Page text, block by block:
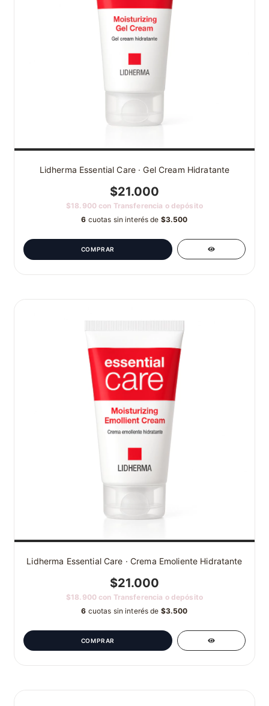
Lidherma Essential Care · Gel Cream Hidratante
$21.000
$18.900con Transferencia o depósito
6 cuotas sin interés de $3.500
Lidherma Essential Care · Crema Emoliente Hidratante
$21.000
$18.900con Transferencia o depósito
6 cuotas sin interés de $3.500